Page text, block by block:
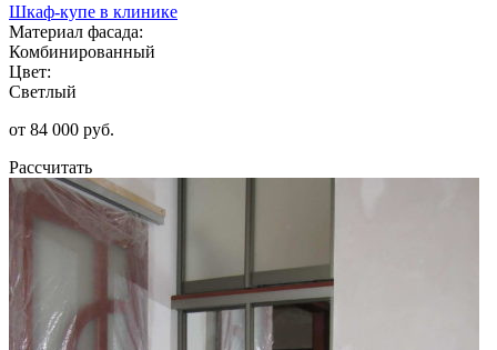
Шкаф-купе в клинике
Материал фасада:
Комбинированный
Цвет:
Светлый
от 84 000 руб.
Рассчитать